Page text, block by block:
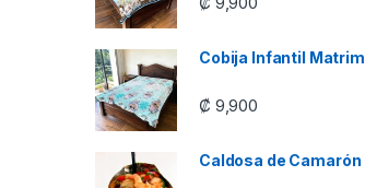
Cobija Infantil
₡ 9,900
Caldosa de Camarón